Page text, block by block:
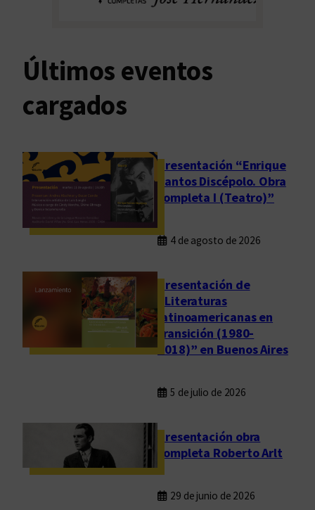
Últimos eventos
cargados
Presentación “Enrique
Santos Discépolo. Obra
completa I (Teatro)”
4 de agosto de 2026
Presentación de
“Literaturas
latinoamericanas en
transición (1980-
2018)” en Buenos Aires
5 de julio de 2026
Presentación obra
completa Roberto Arlt
29 de junio de 2026